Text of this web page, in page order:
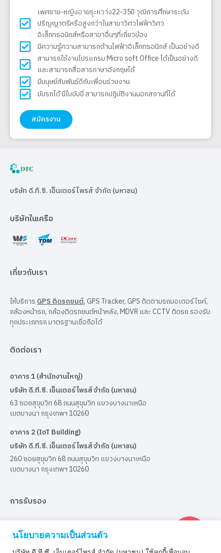
นโยบายความเป็นส่วนตัว
เพศชาย-หญิงอายรุะหวา่ง22-35ปี วุฒิการศึกษาระดับ
ปริญญาตรีหรือสูงกว่าในสาขาวิศวไฟฟ้าวิศว
อิเล็กทรอนิกส์หรือสาขาอื่นๆที่เกี่ยวข้อง
มีความรู้ความสามารถด้านไฟฟ้าอิเล็กทรอนิกส์ เป็นอย่างดี
สามารถใช้งานโปรแกรม Micro soft Office ได้เป็นอย่างดี
และสามารถสื่อสารภาษาอังกฤษได้
มีมนุษย์สัมพันธ์ดีกับเพื่อนร่วมงาน
ขับรถได้ มีใบขับขี่ สามารถปฏิบัติงานนอกสถานที่ได้
สมัครงาน
บริษัท ดี.ที.ซี. เอ็นเตอร์ไพรส์ จำกัด (มหาชน)
บริษัทในเครือ
เกี่ยวกับเรา
ให้บริการGPS ติดรถยนต์, GPS Tracker, GPS ติดตามรถมอเตอร์ไซค์,
กล้องหน้ารถ, กล้องติดรถยนต์หน้าหลัง, MDVR และ CCTV ติดรถ รองรับ
ทุกประเภทรถ มาตรฐานเชื่อถือได้
ติดต่อเรา
อาคาร 1 (สำนักงานใหญ่)
บริษัท ดี.ที.ซี. เอ็นเตอร์ไพรส์ จำกัด (มหาชน)
63 ซอยสุขุมวิท 68 ถนนสุขุมวิท แขวงบางนาเหนือ
เขตบางนา กรุงเทพฯ 10260
อาคาร 2 (IoT Building)
บริษัท ดี.ที.ซี. เอ็นเตอร์ไพรส์ จำกัด (มหาชน)
260 ซอยสุขุมวิท 68 ถนนสุขุมวิท แขวงบางนาเหนือ
เขตบางนา กรุงเทพฯ 10260
การรับรอง
ได้รับการรับรองมาตรฐาน ISO9001:2015